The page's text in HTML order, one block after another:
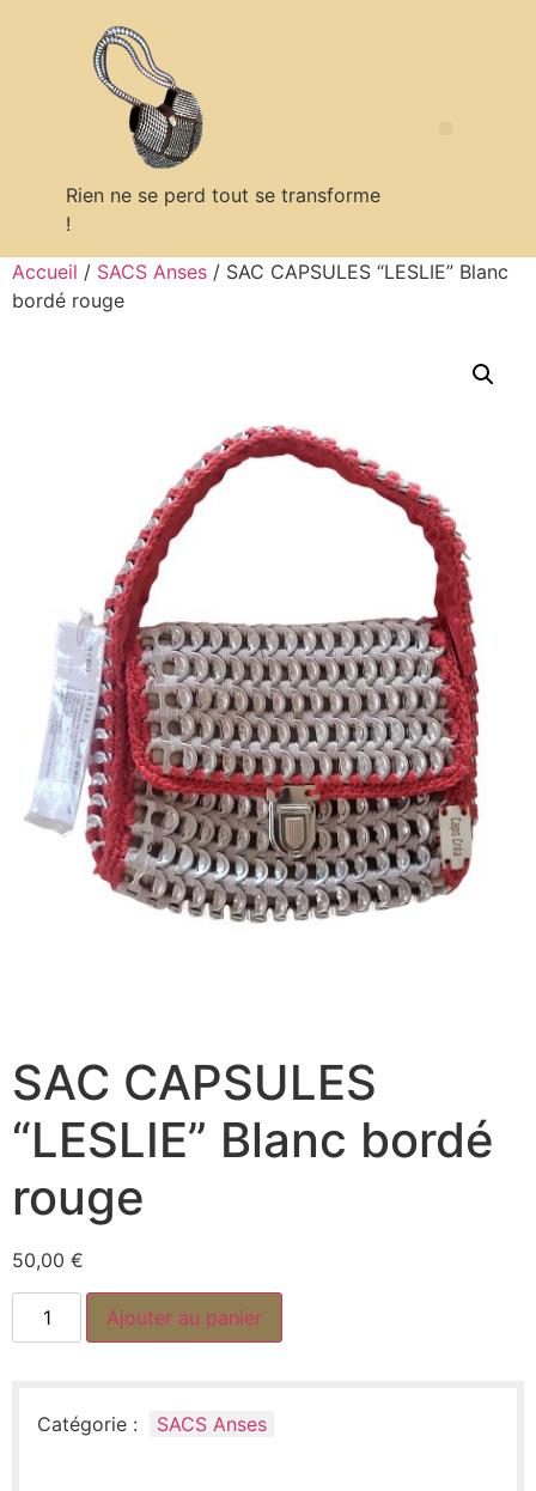
Rien ne se perd tout se transforme
!
Accueil / SACS Anses / SAC CAPSULES “LESLIE” Blanc
bordé rouge
SAC CAPSULES
“LESLIE” Blanc bordé
rouge
50,00 €
Ajouter au panier
Catégorie : SACS Anses